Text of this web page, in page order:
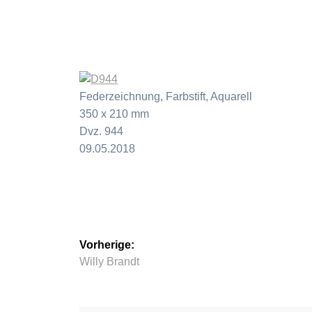
Federzeichnung, Farbstift, Aquarell
350 x 210 mm
Dvz. 944
09.05.2018
Beitragsnavigation
Vorherige:
Vorheriger
Willy Brandt